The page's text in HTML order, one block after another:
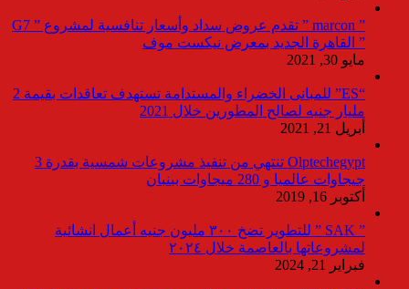
” marcon ” تقدم عروض سداد وأسعار تنافسية لمشروع ” G7
” القاهرة الجديد بمعرض نيكست موف
مايو 30, 2021
“ES” للمبانى الخضراء والمستدامة تستهدف تعاقدات بقيمة 2
مليار جنيه لصالح المطورين خلال 2021
أبريل 21, 2021
Olptechegypt تنتهي من تنفيذ مشروعات شمسية بقدرة 3
جيجاوات عالميا و 280 ميجاوات ببنبان
أكتوبر 16, 2019
” SAK ” للتطوير تضخ ٣٠٠ مليون جنيه أعمال انشائية
لمشروعاتها بالعاصمة خلال ٢٠٢٤
فبراير 21, 2024